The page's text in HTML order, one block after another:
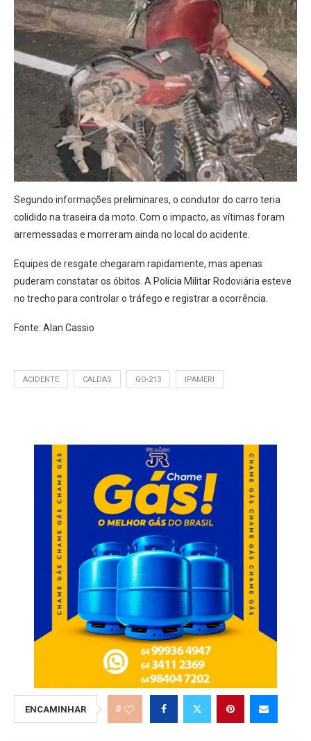
Segundo informações preliminares, o condutor do carro teria
colidido na traseira da moto. Com o impacto, as vítimas foram
arremessadas e morreram ainda no local do acidente.
Equipes de resgate chegaram rapidamente, mas apenas
puderam constatar os óbitos. A Polícia Militar Rodoviária esteve
no trecho para controlar o tráfego e registrar a ocorrência.
Fonte: Alan Cassio
ACIDENTE CALDAS GO-213 IPAMERI
ENCAMINHAR 0